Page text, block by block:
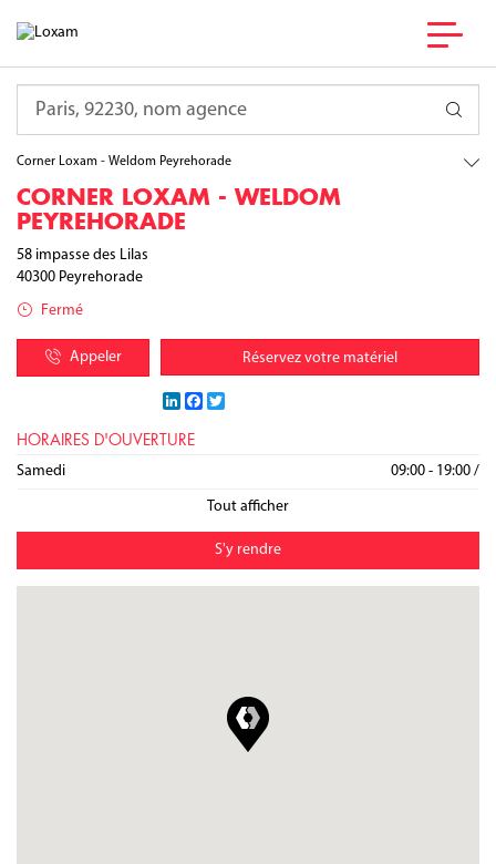
France
Corner Loxam - Weldom Peyrehorade
CORNER LOXAM - WELDOM
PEYREHORADE
58 impasse des Lilas
40300 Peyrehorade
Fermé
Appeler Réservez votre matériel
LinkedInFacebook
HORAIRES D'OUVERTURE
Lundi 09:00 - 19:00 /
Mardi 09:00 - 19:00 /
Mercredi 09:00 - 19:00 /
Jeudi 09:00 - 19:00 /
Vendredi 09:00 - 19:00 /
Samedi 09:00 - 19:00 /
Tout afficher
S'y rendre